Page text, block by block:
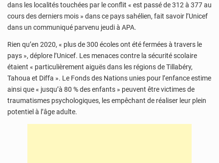
dans les localités touchées par le conflit « est passé de 312 à 377 au
cours des derniers mois » dans ce pays sahélien, fait savoir l’Unicef
dans un communiqué parvenu jeudi à APA.
Rien qu’en 2020, « plus de 300 écoles ont été fermées à travers le
pays », déplore l’Unicef. Les menaces contre la sécurité scolaire
étaient « particulièrement aiguës dans les régions de Tillabéry,
Tahoua et Diffa ». Le Fonds des Nations unies pour l’enfance estime
ainsi que « jusqu’à 80 % des enfants » peuvent être victimes de
traumatismes psychologiques, les empêchant de réaliser leur plein
potentiel à l’âge adulte.